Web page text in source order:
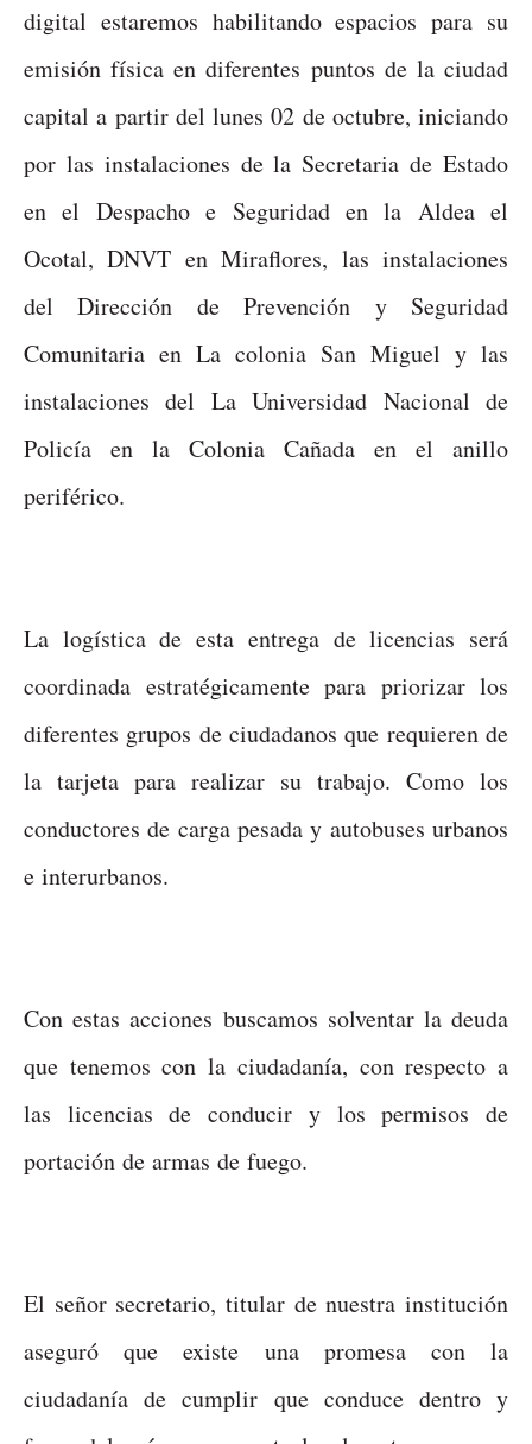
digital estaremos habilitando espacios para su
emisión física en diferentes puntos de la ciudad
capital a partir del lunes 02 de octubre, iniciando
por las instalaciones de la Secretaria de Estado
en el Despacho e Seguridad en la Aldea el
Ocotal, DNVT en Miraflores, las instalaciones
del Dirección de Prevención y Seguridad
Comunitaria en La colonia San Miguel y las
instalaciones del La Universidad Nacional de
Policía en la Colonia Cañada en el anillo
periférico.
La logística de esta entrega de licencias será
coordinada estratégicamente para priorizar los
diferentes grupos de ciudadanos que requieren de
la tarjeta para realizar su trabajo. Como los
conductores de carga pesada y autobuses urbanos
e interurbanos.
Con estas acciones buscamos solventar la deuda
que tenemos con la ciudadanía, con respecto a
las licencias de conducir y los permisos de
portación de armas de fuego.
El señor secretario, titular de nuestra institución
aseguró que existe una promesa con la
ciudadanía de cumplir que conduce dentro y